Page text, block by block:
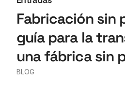
Fabricación sin
guía para la
una fábrica sin
BLOG